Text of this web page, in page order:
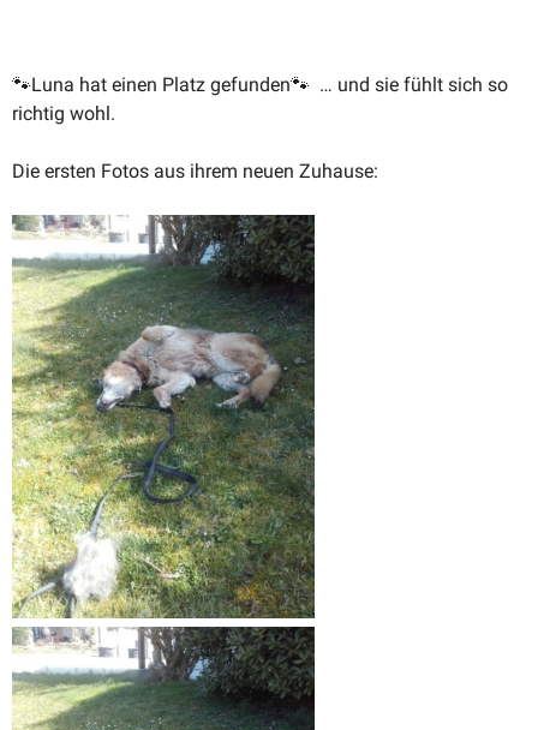
🐾Luna hat einen Platz gefunden🐾 … und sie fühlt sich so
richtig wohl.
Die ersten Fotos aus ihrem neuen Zuhause: